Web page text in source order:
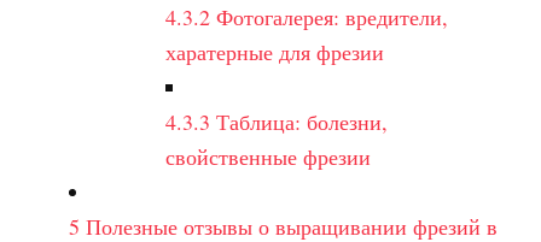
4.3.2 Фотогалерея: вредители,
харатерные для фрезии
4.3.3 Таблица: болезни,
свойственные фрезии
5 Полезные отзывы о выращивании фрезий в